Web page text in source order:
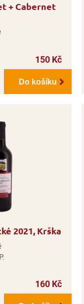
+ Cabernet
150 Kč
Do košíku
2021, Krška
160 Kč